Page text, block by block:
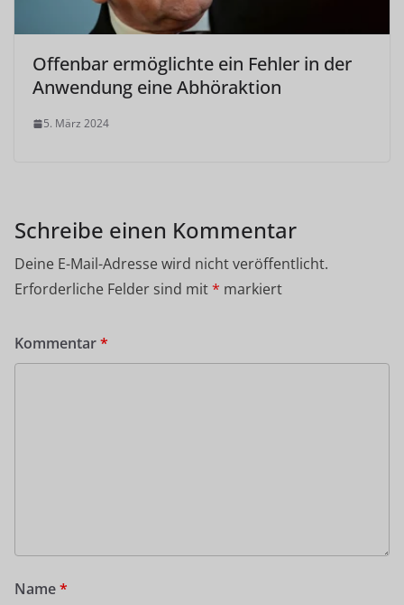
Offenbar ermöglichte ein Fehler in der
Anwendung eine Abhöraktion
5. März 2024
Schreibe einen Kommentar
Deine E-Mail-Adresse wird nicht veröffentlicht.
Erforderliche Felder sind mit* markiert
Kommentar*
Name*